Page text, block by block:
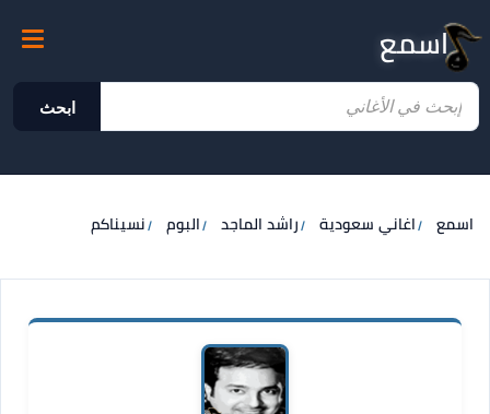
اسمع
ابحث
اسمع اغاني سعودية راشد الماجد البوم نسيناكم